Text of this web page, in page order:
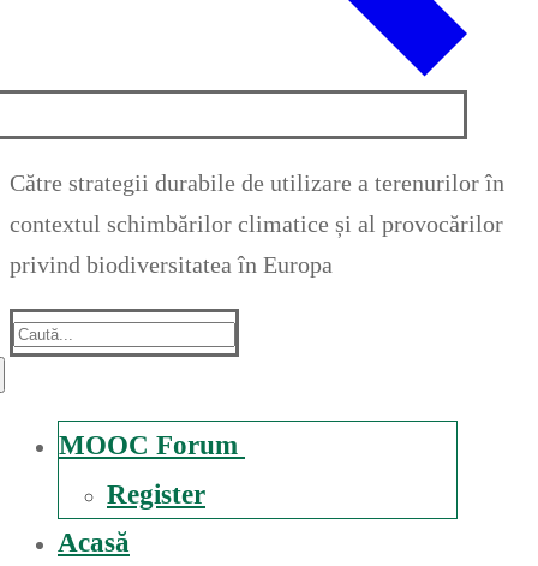
Către strategii durabile de utilizare a terenurilor în
contextul schimbărilor climatice și al provocărilor
privind biodiversitatea în Europa
Suche
MOOC Forum
Register
Acasă